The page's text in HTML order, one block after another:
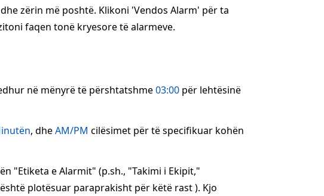
zërin më poshtë. Klikoni 'Vendos Alarm' për ta
faqen tonë kryesore të alarmeve.
në mënyrë të përshtatshme03:00 për lehtësinë
, dheAM/PM cilësimet për të specifikuar kohën
"Etiketa e Alarmit" (p.sh., "Takimi i Ekipit,"
plotësuar paraprakisht për këtë rast ). Kjo